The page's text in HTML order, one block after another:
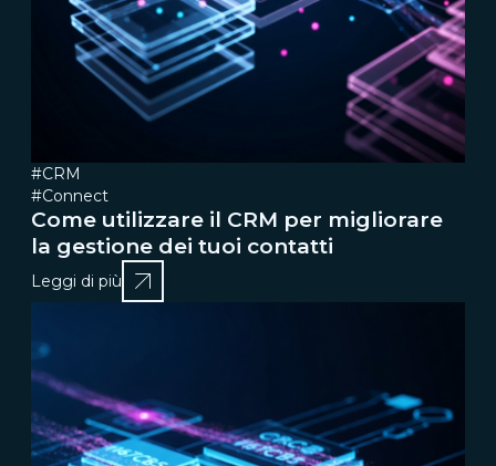
#CRM
#Connect
Come utilizzare il CRM per migliorare
la gestione dei tuoi contatti
Leggi di più